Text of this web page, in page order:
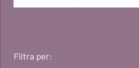
Filtra per: